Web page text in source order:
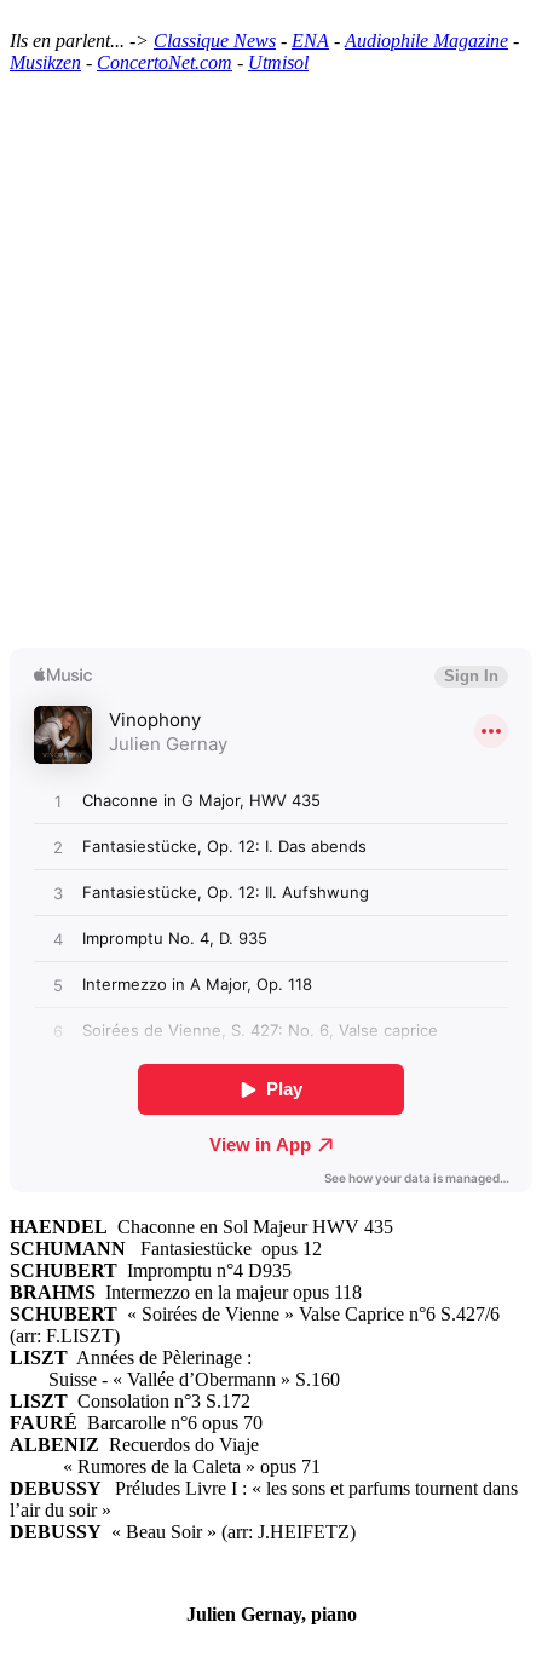
Ils en parlent... -> Classique News - ENA - Audiophile Magazine -
Musikzen - ConcertoNet.com - Utmisol
HAENDEL Chaconne en Sol Majeur HWV 435
SCHUMANN
Fantasiestücke opus 12
SCHUBERT Impromptu n°4 D935
BRAHMS Intermezzo en la majeur opus 118
SCHUBERT « Soirées de Vienne » Valse Caprice n°6 S.427/6
(arr: F.LISZT)
LISZT Années de Pèlerinage :
Suisse - « Vallée d’Obermann » S.160
LISZT Consolation n°3 S.172
FAURÉ Barcarolle n°6 opus 70
ALBENIZ Recuerdos do Viaje
« Rumores de la Caleta » opus 71
DEBUSSY
Préludes Livre I : « les sons et parfums tournent dans
l’air du soir »
DEBUSSY « Beau Soir » (arr: J.HEIFETZ)
Julien Gernay, piano